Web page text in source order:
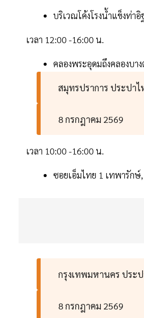
บริเวณโค้งโรงน้ำแข็งท่า
เวลา 12:00 -16:00 น.
คลองพระอุดมถึงคลองบ
สมุทรปราการ ประปา
8 กรกฎาคม 2569
เวลา 10:00 -16:00 น.
ซอยเอ็มไทย 1 เทพารักษ์,
กรุงเทพมหานคร ประ
8 กรกฎาคม 2569